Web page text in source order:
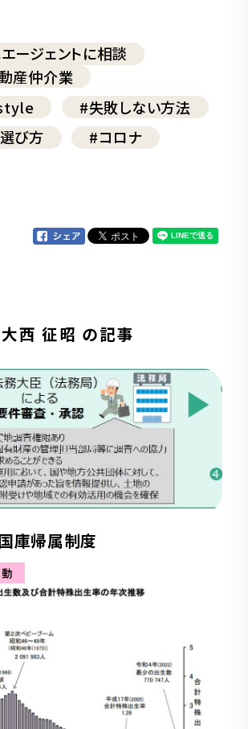
ージェントに相談
産仲介業
#失敗しない方法
び方
#コロナ
大西 征昭 の記事
庫帰属制度